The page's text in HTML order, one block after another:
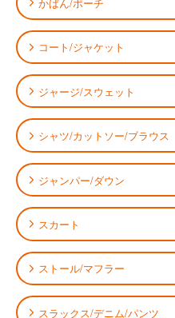
コート/ジャケット
ジャージ/スウェット
シャツ/カットソー/ブラウス
ジャンパー/ダウン
スカート
ストール/マフラー
スラックス/デニム/パンツ